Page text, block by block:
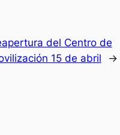
del Centro de
15 de abril
→